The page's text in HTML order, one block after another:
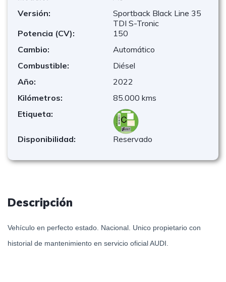
Versión:
Sportback Black Line 35
TDI S-Tronic
Potencia (CV):
150
Cambio:
Automático
Combustible:
Diésel
Año:
2022
Kilómetros:
85.000 kms
Etiqueta:
Disponibilidad: Reservado
Descripción
Vehículo en perfecto estado. Nacional. Unico propietario con
historial de mantenimiento en servicio oficial AUDI.